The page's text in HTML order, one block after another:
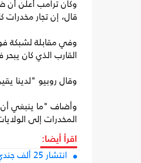
قال، إن تجار مخدرات
وفي مقابلة لشبكة
القارب الذي كان
وقال روبيو "لدينا
وأضاف "ما ينبغي
المخدرات إلى
اقرأ أيضا:
انتشار 25 ألف جندي فنزويلي على الحدود وتصعيد جديد للأزمة مع الولايات المتحدة